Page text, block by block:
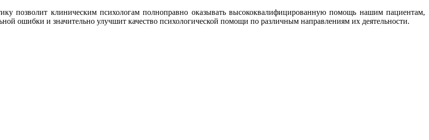
позволит клиническим психологам полноправно оказывать высококвалифицированную помощь нашим пациентам,
ошибки и значительно улучшит качество психологической помощи по различным направлениям их деятельности.